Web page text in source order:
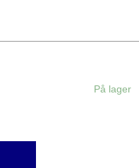
På lager